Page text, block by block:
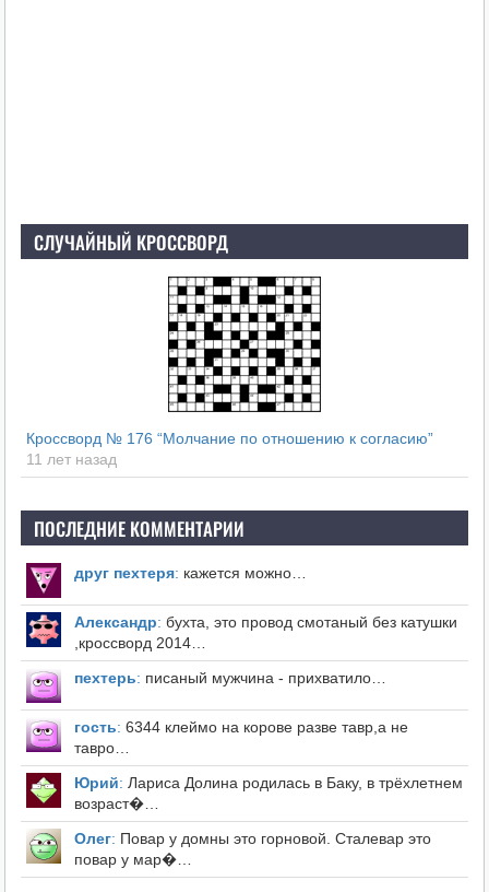
СЛУЧАЙНЫЙ КРОССВОРД
Кроссворд № 176 “Молчание по отношению к согласию”
11 лет назад
ПОСЛЕДНИЕ КОММЕНТАРИИ
друг пехтеря: кажется можно…
Александр: бухта, это провод смотаный без катушки
,кроссворд 2014…
пехтерь: писаный мужчина - прихватило…
гость: 6344 клеймо на корове разве тавр,а не
тавро…
Юрий: Лариса Долина родилась в Баку, в трёхлетнем
возраст�…
Олег: Повар у домны это горновой. Сталевар это
повар у мар�…